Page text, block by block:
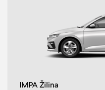
IMPA Žilina